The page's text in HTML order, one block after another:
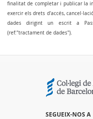
finalitat de completar i publicar la
exercir els drets d'accés,
dades dirigint un escrit a
(ref:"tractament de dades").
SEGUEIX-NOS A